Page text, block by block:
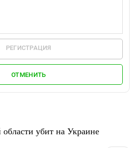
РЕГИСТРАЦИЯ
ОТМЕНИТЬ
области убит на Украине